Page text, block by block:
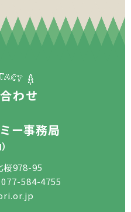
わせ
ー事務局
桜978-95
584-4755